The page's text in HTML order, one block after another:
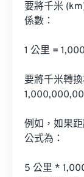
要將千米
係數：
1 公里 =
要將千米轉
例如，如果
公式為：
5 公里 *